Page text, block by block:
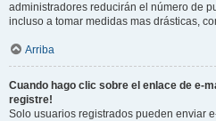
administradores reducirán el número de
incluso a tomar medidas mas drásticas,
Arriba
Cuando hago clic sobre el enlace de e-
registre!
Solo usuarios registrados pueden enviar